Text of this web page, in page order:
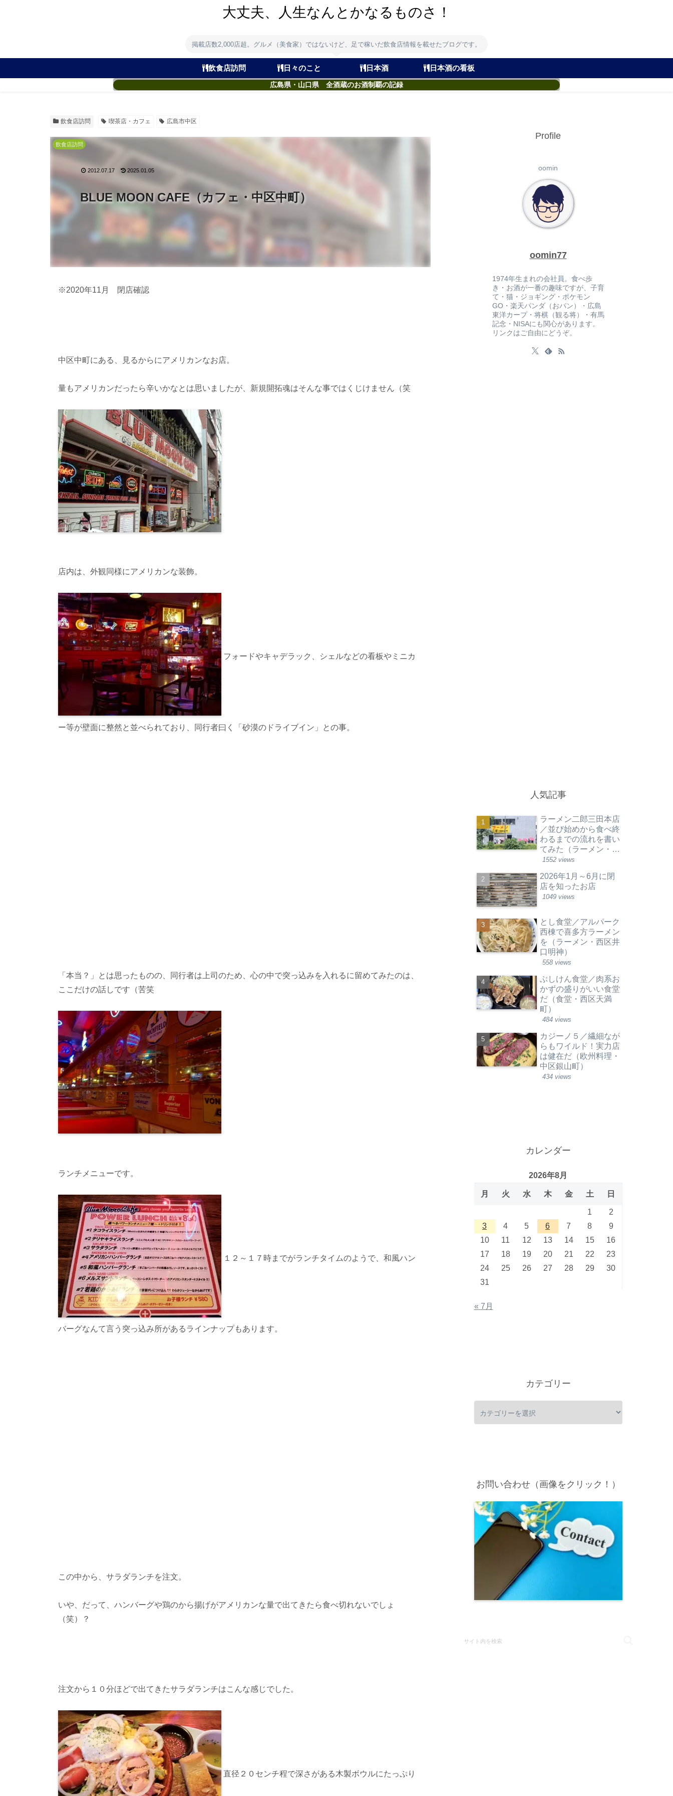
大丈夫、人生なんとかなるものさ！
掲載店数2,000店超。グルメ（美食家）ではないけど、足で稼いだ飲食店情報を載せたブログです。
飲食店訪問 日々のこと 日本酒 日本酒の看板
広島県・山口県 全酒蔵のお酒制覇の記録
飲食店訪問 喫茶店・カフェ 広島市中区
BLUE MOON CAFE（カフェ・中区中町）
飲食店訪問
2012.07.17 2025.01.05
※2020年11月 閉店確認
中区中町にある、見るからにアメリカンなお店。
量もアメリカンだったら辛いかなとは思いましたが、新規開拓魂はそんな事ではくじけません（笑
店内は、外観同様にアメリカンな装飾。
フォードやキャデラック、シェルなどの看板やミニカ
ー等が壁面に整然と並べられており、同行者曰く「砂漠のドライブイン」との事。
「本当？」とは思ったものの、同行者は上司のため、心の中で突っ込みを入れるに留めてみたのは、
ここだけの話しです（苦笑
ランチメニューです。
１２～１７時までがランチタイムのようで、和風ハン
バーグなんて言う突っ込み所があるラインナップもあります。
この中から、サラダランチを注文。
いや、だって、ハンバーグや鶏のから揚げがアメリカンな量で出てきたら食べ切れないでしょ
（笑）？
注文から１０分ほどで出てきたサラダランチはこんな感じでした。
直径２０センチ程で深さがある木製ボウルにたっぷり
Profile
oomin
oomin77
1974年生まれの会社員。食べ歩
き・お酒が一番の趣味ですが、子育
て・猫・ジョギング・ポケモン
GO・楽天パンダ（おパン）・広島
東洋カープ・将棋（観る将）・有馬
記念・NISAにも関心があります。
リンクはご自由にどうぞ。
人気記事
ラーメン二郎三田本店
／並び始めから食べ終
わるまでの流れを書い
てみた（ラーメン・東
京都港区）
1552 views
2026年1月～6月に閉
店を知ったお店
1049 views
とし食堂／アルパーク
西棟で喜多方ラーメン
を（ラーメン・西区井
口明神）
558 views
ぶしけん食堂／肉系お
かずの盛りがいい食堂
だ（食堂・西区天満
町）
484 views
カジーノ５／繊細なが
らもワイルド！実力店
は健在だ（欧州料理・
中区銀山町）
434 views
カレンダー
2026年8月
月 火 水 木 金 土 日
1
2
3
4 5 6 7 8
9
10
11 12 13 14 15
16
17
18 19 20 21 22
23
24
25 26 27 28 29
30
31
« 7月
カテゴリー
お問い合わせ（画像をクリック！）